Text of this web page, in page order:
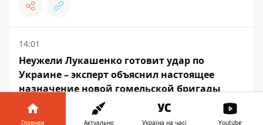
14:01
Неужели Лукашенко готовит удар по
Украине – эксперт объяснил настоящее
назначение новой гомельской бригады
Главная Актуально Україна на часі Youtube